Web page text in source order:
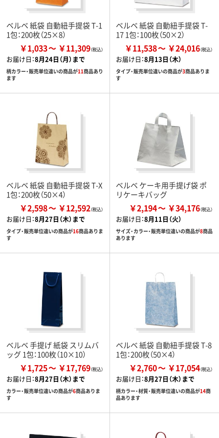
ベルベ 紙袋 自動紐手提袋 T-1
1包：200枚（25×8）
￥1,033 ￥11,309
お届け日：8月24日（月）まで
柄カラー・販売単位違いの商品が11商品あり
ます
ベルベ 紙袋 自動紐手提袋 T-
17 1包：100枚（50×2）
￥11,538 ￥24,016
お届け日：8月13日（木）
タイプ・販売単位違いの商品が3商品ありま
す
ベルベ 紙袋 自動紐手提袋 T-X
1包：200枚（50×4）
￥2,598 ￥12,592
お届け日：8月27日（木）まで
タイプ・販売単位違いの商品が16商品ありま
す
ベルベ ケーキ用手提げ袋 ポ
リケーキバッグ
￥2,194 ￥34,176
お届け日：8月11日（火）
サイズ・カラー・販売単位違いの商品が8商品
あります
ベルベ 手提げ 紙袋 スリムバ
ッグ 1包：100枚（10×10）
￥1,725 ￥17,769
お届け日：8月27日（木）まで
カラー・販売単位違いの商品が6商品ありま
す
ベルベ 紙袋 自動紐手提袋 T-8
1包：200枚（50×4）
￥2,760 ￥17,054
お届け日：8月27日（木）まで
柄カラー・材質・販売単位違いの商品が14商
品あります